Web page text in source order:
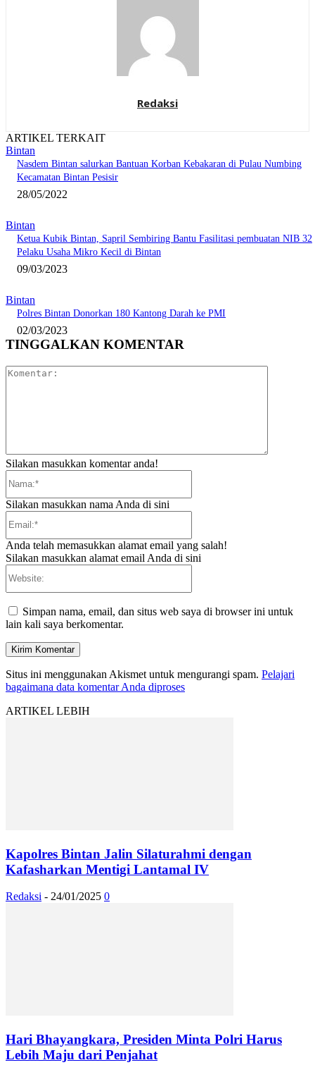
Redaksi
ARTIKEL TERKAIT
Bintan
Nasdem Bintan salurkan Bantuan Korban Kebakaran di Pulau Numbing
Kecamatan Bintan Pesisir
28/05/2022
Bintan
Ketua Kubik Bintan, Sapril Sembiring Bantu Fasilitasi pembuatan NIB 32
Pelaku Usaha Mikro Kecil di Bintan
09/03/2023
Bintan
Polres Bintan Donorkan 180 Kantong Darah ke PMI
02/03/2023
TINGGALKAN KOMENTAR
Silakan masukkan komentar anda!
Silakan masukkan nama Anda di sini
Anda telah memasukkan alamat email yang salah!
Silakan masukkan alamat email Anda di sini
Simpan nama, email, dan situs web saya di browser ini untuk
lain kali saya berkomentar.
Situs ini menggunakan Akismet untuk mengurangi spam. Pelajari
bagaimana data komentar Anda diproses
ARTIKEL LEBIH
Kapolres Bintan Jalin Silaturahmi dengan
Kafasharkan Mentigi Lantamal IV
Redaksi - 24/01/2025 0
Hari Bhayangkara, Presiden Minta Polri Harus
Lebih Maju dari Penjahat